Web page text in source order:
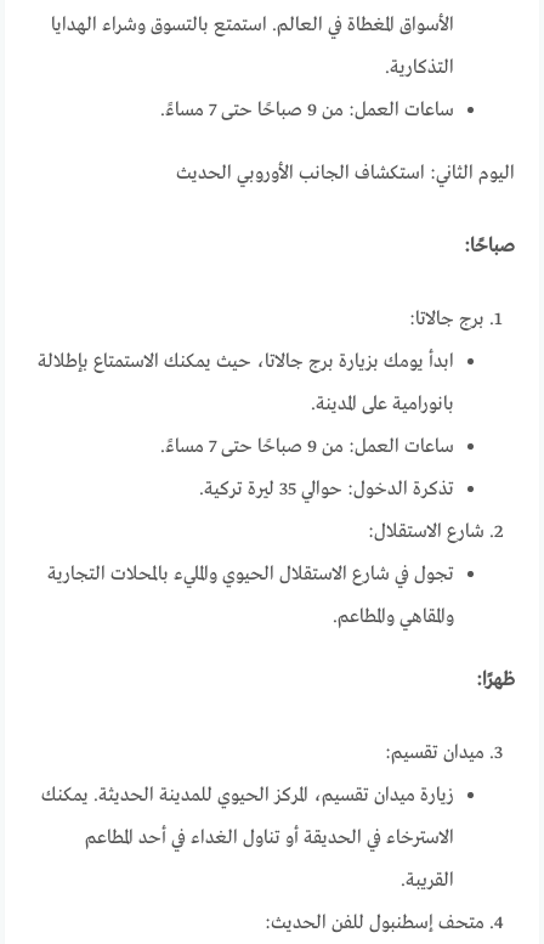
الأسواق المغطاة في العالم. استمتع بالتسوق وشراء الهدايا
التذكارية.
ساعات العمل: من 9 صباحًا حتى 7 مساءً.
اليوم الثاني: استكشاف الجانب الأوروبي الحديث
صباحًا:
برج جالاتا:
ابدأ يومك بزيارة برج جالاتا، حيث يمكنك الاستمتاع بإطلالة
بانورامية على المدينة.
ساعات العمل: من 9 صباحًا حتى 7 مساءً.
تذكرة الدخول: حوالي 35 ليرة تركية.
شارع الاستقلال:
تجول في شارع الاستقلال الحيوي والمليء بالمحلات التجارية
والمقاهي والمطاعم.
ظهرًا:
ميدان تقسيم:
زيارة ميدان تقسيم، المركز الحيوي للمدينة الحديثة. يمكنك
الاسترخاء في الحديقة أو تناول الغداء في أحد المطاعم
القريبة.
متحف إسطنبول للفن الحديث: